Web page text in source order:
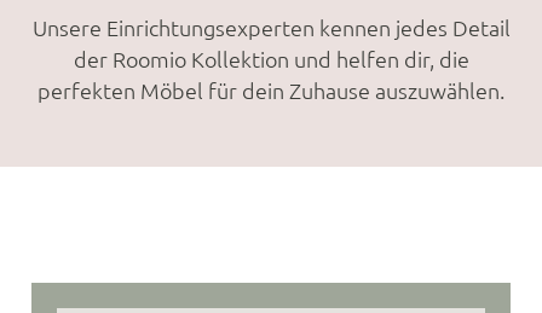
Unsere Einrichtungsexperten kennen jedes Detail
der Roomio Kollektion und helfen dir, die
perfekten Möbel für dein Zuhause auszuwählen.